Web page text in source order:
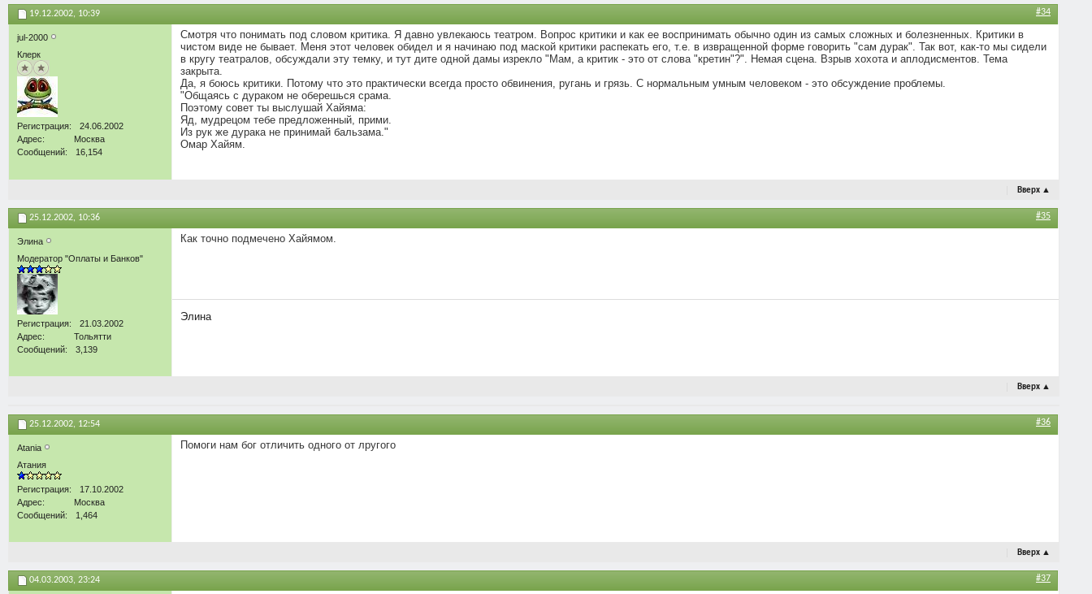
19.12.2002, 10:39 #34
jul-2000
Клерк
Регистрация
24.06.2002
Адрес
Москва
Сообщений
16,154
Смотря что понимать под словом критика. Я давно увлекаюсь театром. Вопрос критики и как ее воспринимать обычно один из самых сложных и болезненных. Критики в
чистом виде не бывает. Меня этот человек обидел и я начинаю под маской критики распекать его, т.е. в извращенной форме говорить "сам дурак". Так вот, как-то мы сидели
в кругу театралов, обсуждали эту темку, и тут дите одной дамы изрекло "Мам, а критик - это от слова "кретин"?". Немая сцена. Взрыв хохота и аплодисментов. Тема
закрыта.
Да, я боюсь критики. Потому что это практически всегда просто обвинения, ругань и грязь. С нормальным умным человеком - это обсуждение проблемы.
"Общаясь с дураком не оберешься срама.
Поэтому совет ты выслушай Хайяма:
Яд, мудрецом тебе предложенный, прими.
Из рук же дурака не принимай бальзама."
Омар Хайям.
Вверх ▲
25.12.2002, 10:36 #35
Элинa
Модератор "Оплаты и Банков"
Регистрация
21.03.2002
Адрес
Тольятти
Сообщений
3,139
Как точно подмечено Хайямом.
Элина
Вверх ▲
25.12.2002, 12:54 #36
Atania
Атания
Регистрация
17.10.2002
Адрес
Москва
Сообщений
1,464
Помоги нам бог отличить одного от лругого
Вверх ▲
04.03.2003, 23:24 #37